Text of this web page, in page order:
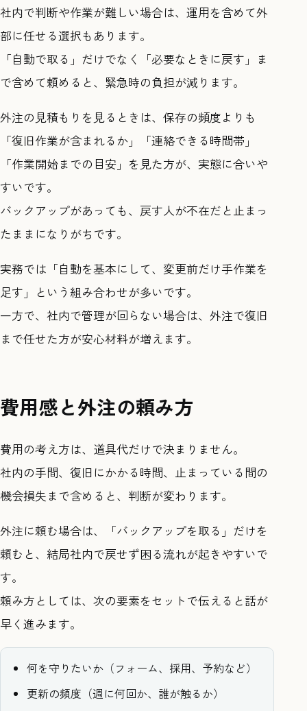
社内で判断や作業が難しい場合は、運用を含めて外
部に任せる選択もあります。
「自動で取る」だけでなく「必要なときに戻す」ま
で含めて頼めると、緊急時の負担が減ります。
外注の見積もりを見るときは、保存の頻度よりも
「復旧作業が含まれるか」「連絡できる時間帯」
「作業開始までの目安」を見た方が、実態に合いや
すいです。
バックアップがあっても、戻す人が不在だと止まっ
たままになりがちです。
実務では「自動を基本にして、変更前だけ手作業を
足す」という組み合わせが多いです。
一方で、社内で管理が回らない場合は、外注で復旧
まで任せた方が安心材料が増えます。
費用感と外注の頼み方
費用の考え方は、道具代だけで決まりません。
社内の手間、復旧にかかる時間、止まっている間の
機会損失まで含めると、判断が変わります。
外注に頼む場合は、「バックアップを取る」だけを
頼むと、結局社内で戻せず困る流れが起きやすいで
す。
頼み方としては、次の要素をセットで伝えると話が
早く進みます。
何を守りたいか（フォーム、採用、予約など）
更新の頻度（週に何回か、誰が触るか）